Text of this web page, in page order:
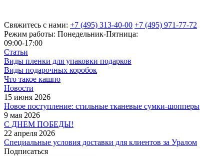
Свяжитесь с нами: +7 (495) 313-40-00 +7 (495) 971-77-72
Режим работы: Понедельник-Пятница:
09:00-17:00
Статьи
Виды пленки для упаковки подарков
Виды подарочных коробок
Что такое кашпо
Новости
15 июня 2026
Новое поступление: стильные тканевые сумки-шопперы
9 мая 2026
С ДНЕМ ПОБЕДЫ!
22 апреля 2026
Специальные условия доставки для клиентов за Уралом
Подписаться